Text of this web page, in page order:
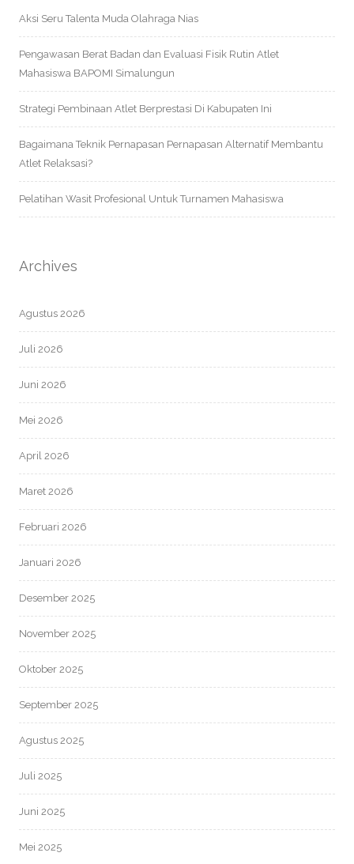
Aksi Seru Talenta Muda Olahraga Nias
Pengawasan Berat Badan dan Evaluasi Fisik Rutin Atlet
Mahasiswa BAPOMI Simalungun
Strategi Pembinaan Atlet Berprestasi Di Kabupaten Ini
Bagaimana Teknik Pernapasan Pernapasan Alternatif Membantu
Atlet Relaksasi?
Pelatihan Wasit Profesional Untuk Turnamen Mahasiswa
Archives
Agustus 2026
Juli 2026
Juni 2026
Mei 2026
April 2026
Maret 2026
Februari 2026
Januari 2026
Desember 2025
November 2025
Oktober 2025
September 2025
Agustus 2025
Juli 2025
Juni 2025
Mei 2025